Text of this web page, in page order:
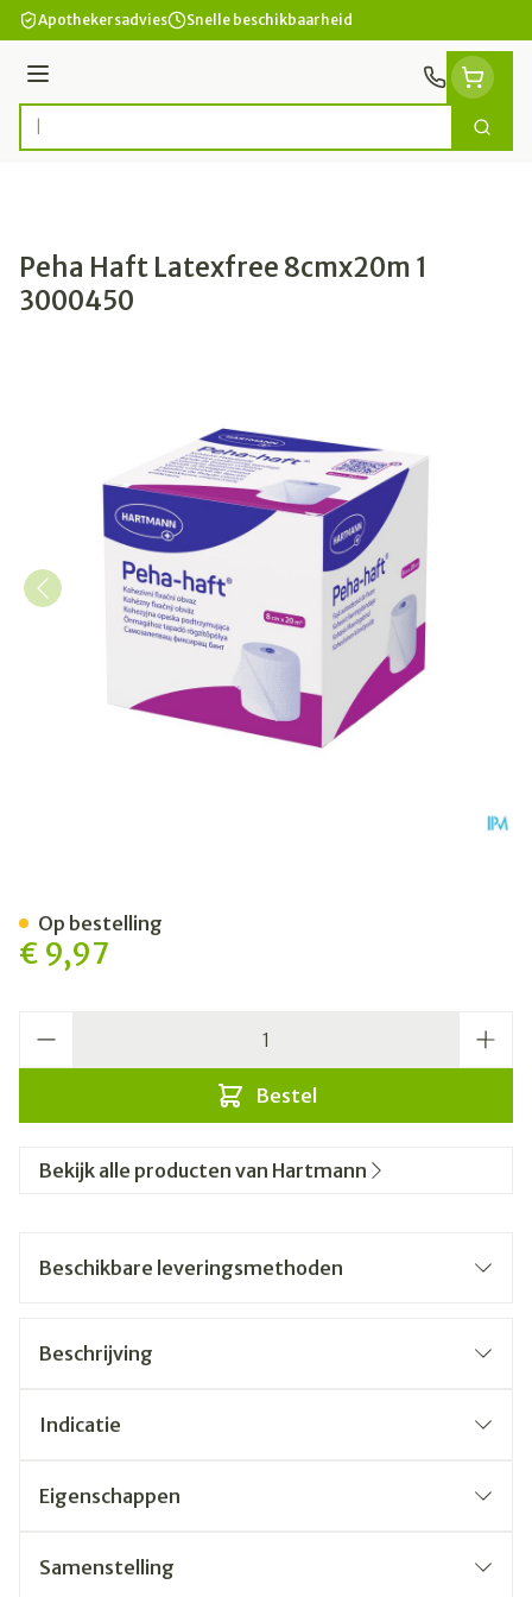
Ga naar de inhoud
Apothekersadvies Snelle beschikbaarheid
Menu
Product, merk, categorie... Zoek
Peha Haft Latexfree 8cmx20m 1
3000450
€ 9,97
Bestel
Op bestelling
Bekijk alle producten van Hartmann
Beschikbare leveringsmethoden
Beschrijving
Indicatie
Eigenschappen
Samenstelling